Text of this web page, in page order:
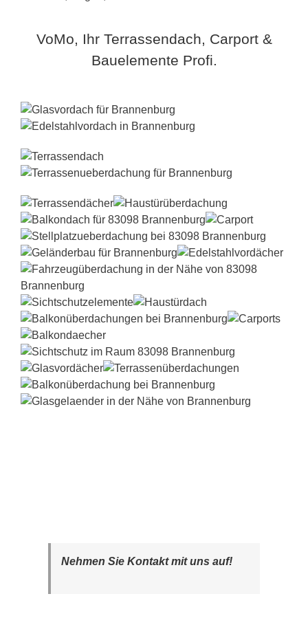
VoMo, Ihr Terrassendach, Carport &
Bauelemente Profi.
Nehmen Sie Kontakt mit uns auf!